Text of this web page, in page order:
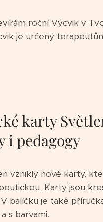
roční Výcvik v
je určený
karty
i pedagogy
vznikly nové karty,
Karty jsou
balíčku je také
s barvami.